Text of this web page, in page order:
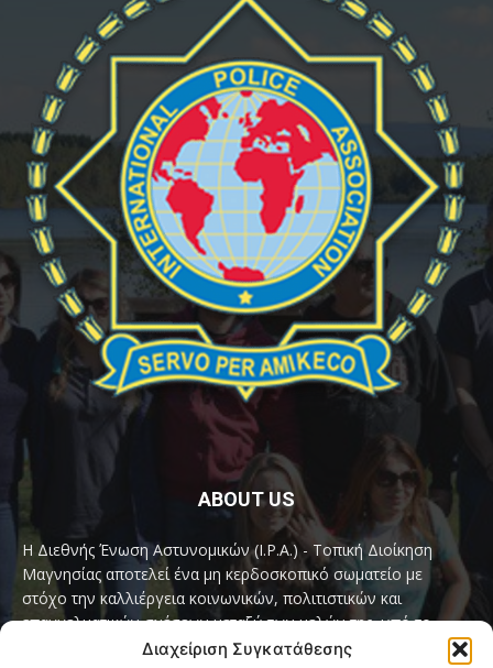
Διαχείριση Συγκατάθεσης
ABOUT US
Η Διεθνής Ένωση Αστυνομικών (I.P.A.) - Τοπική Διοίκηση
Μαγνησίας αποτελεί ένα μη κερδοσκοπικό σωματείο με
στόχο την καλλιέργεια κοινωνικών, πολιτιστικών και
επαγγελματικών σχέσεων μεταξύ των μελών της, υπό το
παγκόσμιο σύνθημα «Servo per Amikeco» (Υπηρετώ δια της